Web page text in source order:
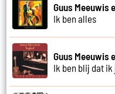
Guus Meeuwis
Ik ben alles
Guus Meeuwis
Ik ben blij dat